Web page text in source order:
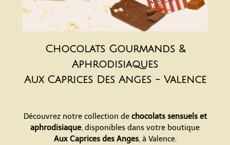
Chocolats Gourmands &
Aphrodisiaques
Aux Caprices Des Anges - Valence
Découvrez notre collection dechocolats sensuels et
aphrodisiaque, disponibles dans votre boutique
Aux Caprices des Anges, à Valence.